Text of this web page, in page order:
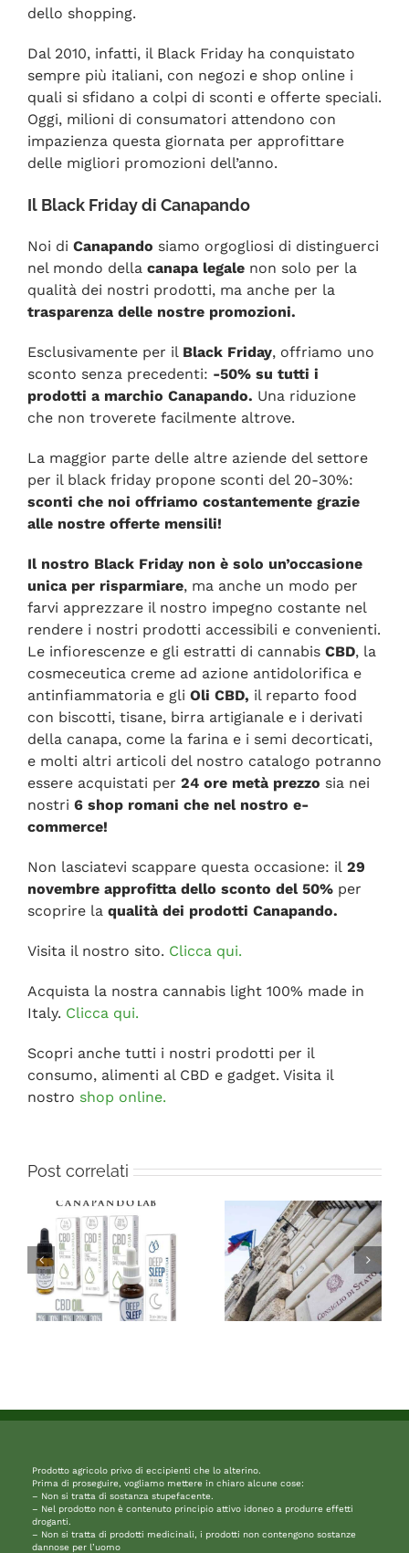
dello shopping.
Dal 2010, infatti, il Black Friday ha conquistato
sempre più italiani, con negozi e shop online i
quali si sfidano a colpi di sconti e offerte speciali.
Oggi, milioni di consumatori attendono con
impazienza questa giornata per approfittare
delle migliori promozioni dell’anno.
Il Black Friday di Canapando
Noi di Canapando siamo orgogliosi di distinguerci
nel mondo della canapa legale non solo per la
qualità dei nostri prodotti, ma anche per la
trasparenza delle nostre promozioni.
Esclusivamente per il Black Friday, offriamo uno
sconto senza precedenti: -50% su tutti i
prodotti a marchio Canapando. Una riduzione
che non troverete facilmente altrove.
La maggior parte delle altre aziende del settore
per il black friday propone sconti del 20-30%:
sconti che noi offriamo costantemente grazie
alle nostre offerte mensili!
Il nostro Black Friday non è solo un’occasione
unica per risparmiare, ma anche un modo per
farvi apprezzare il nostro impegno costante nel
rendere i nostri prodotti accessibili e convenienti.
Le infiorescenze e gli estratti di cannabis CBD, la
cosmeceutica creme ad azione antidolorifica e
antinfiammatoria e gli Oli CBD, il reparto food
con biscotti, tisane, birra artigianale e i derivati
della canapa, come la farina e i semi decorticati,
e molti altri articoli del nostro catalogo potranno
essere acquistati per 24 ore metà prezzo sia nei
nostri 6 shop romani che nel nostro e-
commerce!
Non lasciatevi scappare questa occasione: il 29
novembre approfitta dello sconto del 50% per
scoprire la qualità dei prodotti Canapando.
Visita il nostro sito. Clicca qui.
Acquista la nostra cannabis light 100% made in
Italy. Clicca qui.
Scopri anche tutti i nostri prodotti per il
consumo, alimenti al CBD e gadget. Visita il
nostro shop online.
Post correlati
Prodotto agricolo privo di eccipienti che lo alterino.
Prima di proseguire, vogliamo mettere in chiaro alcune cose:
– Non si tratta di sostanza stupefacente.
– Nel prodotto non è contenuto principio attivo idoneo a produrre effetti
droganti.
– Non si tratta di prodotti medicinali, i prodotti non contengono sostanze
dannose per l’uomo